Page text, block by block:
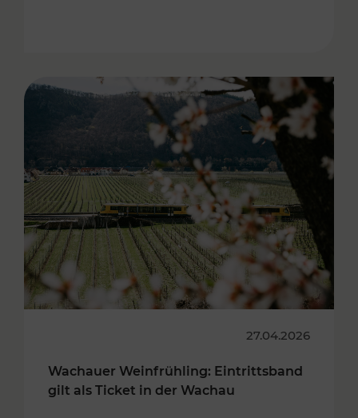
27.04.2026
Wachauer Weinfrühling: Eintrittsband
gilt als Ticket in der Wachau